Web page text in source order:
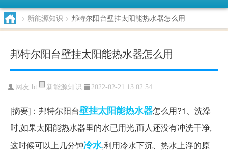
> 新能源知识 > 邦特尔阳台壁挂太阳能热水器怎么用
邦特尔阳台壁挂太阳能热水器怎么用
网友:bt 新能源知识 2022-02-21 13:02:54
[摘要]：邦特尔阳台壁挂太阳能热水器怎么用?1、洗澡
时,如果太阳能热水器里的水已用光,而人还没有冲洗干净,
这时候可以上几分钟冷水,利用冷水下沉、热水上浮的原